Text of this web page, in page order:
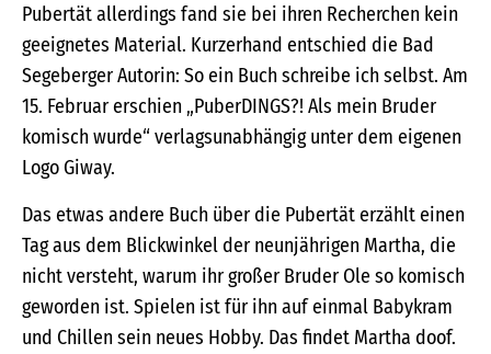
Pubertät allerdings fand sie bei ihren Recherchen kein
geeignetes Material. Kurzerhand entschied die Bad
Segeberger Autorin: So ein Buch schreibe ich selbst. Am
15. Februar erschien „PuberDINGS?! Als mein Bruder
komisch wurde“ verlagsunabhängig unter dem eigenen
Logo Giway.
Das etwas andere Buch über die Pubertät erzählt einen
Tag aus dem Blickwinkel der neunjährigen Martha, die
nicht versteht, warum ihr großer Bruder Ole so komisch
geworden ist. Spielen ist für ihn auf einmal Babykram
und Chillen sein neues Hobby. Das findet Martha doof.